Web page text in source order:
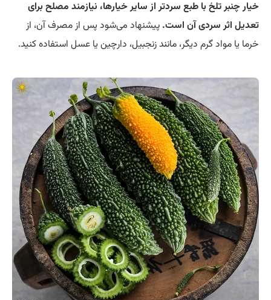
خیار چنبر تلخ با طبع سردتر از سایر خیارها، نیازمند مصلح برای
تعدیل اثر سردی آن است. پیشنهاد می‌شود پس از مصرف آن، از
خرما یا مواد گرم دیگر، مانند زنجبیل، دارچین یا عسل استفاده کنید.